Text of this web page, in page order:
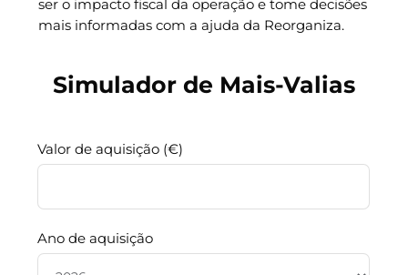
ser o impacto fiscal da operação e tome decisões
mais informadas com a ajuda da Reorganiza.
Simulador de Mais-Valias
Valor de aquisição (€)
Ano de aquisição